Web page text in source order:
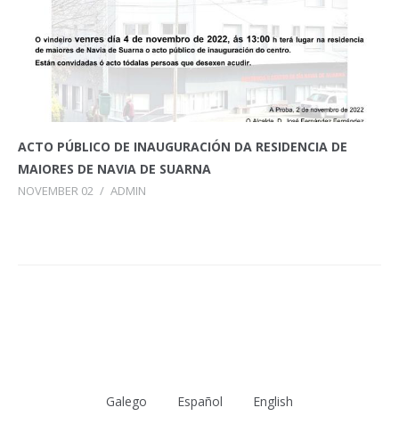
ACTO PÚBLICO DE INAUGURACIÓN DA RESIDENCIA DE
MAIORES DE NAVIA DE SUARNA
NOVEMBER 02 / ADMIN
Galego Español English